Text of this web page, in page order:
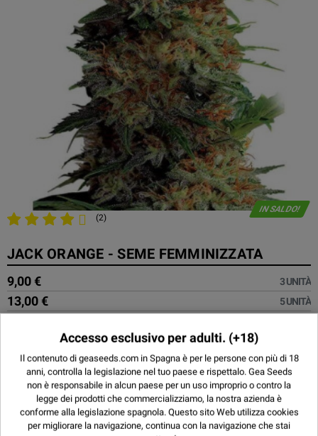
IN SALDO!
(2)
JACK ORANGE - SEME FEMMINIZZATA
9,00 € 3 UNITÀ
13,00 € 5 UNITÀ
180,00 € 100 UNITÀ
Accesso esclusivo per adulti. (+18)
Il contenuto di geaseeds.com in Spagna è per le persone con più di 18
anni, controlla la legislazione nel tuo paese e rispettalo. Gea Seeds
non è responsabile in alcun paese per un uso improprio o contro la
legge dei prodotti che commercializziamo, la nostra azienda è
conforme alla legislazione spagnola. Questo sito Web utilizza cookies
per migliorare la navigazione, continua con la navigazione che stai